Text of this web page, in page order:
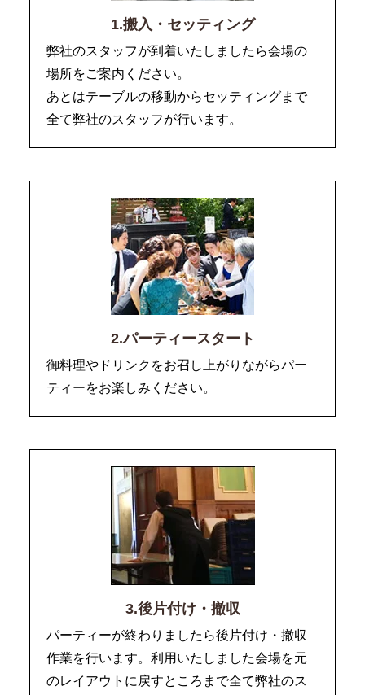
1.搬入・セッティング
弊社のスタッフが到着いたしましたら会場の
場所をご案内ください。
あとはテーブルの移動からセッティングまで
全て弊社のスタッフが行います。
2.パーティースタート
御料理やドリンクをお召し上がりながらパー
ティーをお楽しみください。
3.後片付け・撤収
パーティーが終わりましたら後片付け・撤収
作業を行います。利用いたしました会場を元
のレイアウトに戻すところまで全て弊社のス